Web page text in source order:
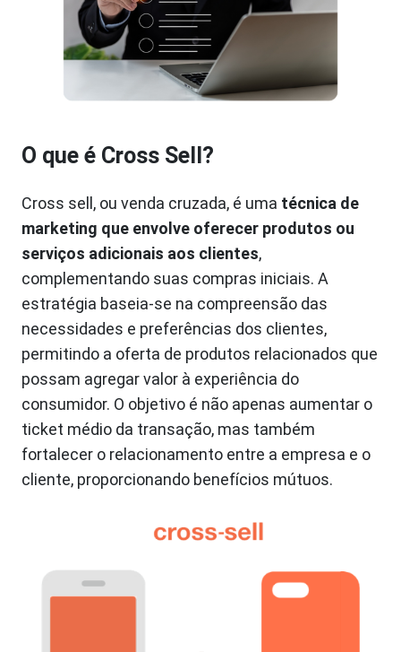
O que é Cross Sell?
Cross sell, ou venda cruzada, é uma técnica de
marketing que envolve oferecer produtos ou
serviços adicionais aos clientes,
complementando suas compras iniciais. A
estratégia baseia-se na compreensão das
necessidades e preferências dos clientes,
permitindo a oferta de produtos relacionados que
possam agregar valor à experiência do
consumidor. O objetivo é não apenas aumentar o
ticket médio da transação, mas também
fortalecer o relacionamento entre a empresa e o
cliente, proporcionando benefícios mútuos.